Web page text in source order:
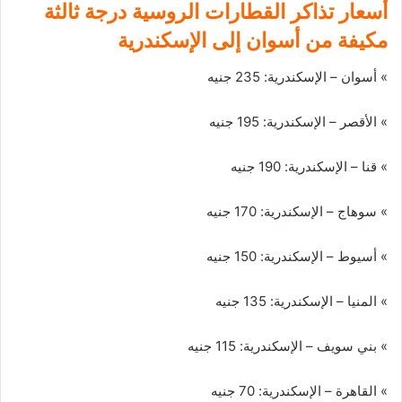
أسعار تذاكر القطارات الروسية درجة ثالثة
مكيفة من أسوان إلى الإسكندرية
» أسوان – الإسكندرية: 235 جنيه
» الأقصر – الإسكندرية: 195 جنيه
» قنا – الإسكندرية: 190 جنيه
» سوهاج – الإسكندرية: 170 جنيه
» أسيوط – الإسكندرية: 150 جنيه
» المنيا – الإسكندرية: 135 جنيه
» بني سويف – الإسكندرية: 115 جنيه
» القاهرة – الإسكندرية: 70 جنيه